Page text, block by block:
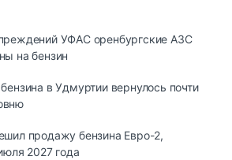
УФАС оренбургские АЗС
на бензин
в Удмуртии вернулось почти
продажу бензина Евро-2,
2027 года